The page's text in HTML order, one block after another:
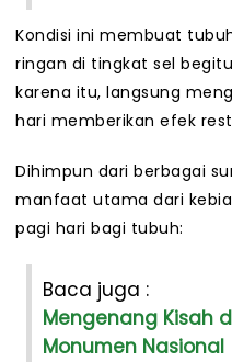
Kondisi ini membuat
ringan di tingkat sel
karena itu, langsung
hari memberikan efek
Dihimpun dari berbagai
manfaat utama dari
pagi hari bagi tubuh:
Baca juga :
Mengenang Kisah
Monumen Nasional